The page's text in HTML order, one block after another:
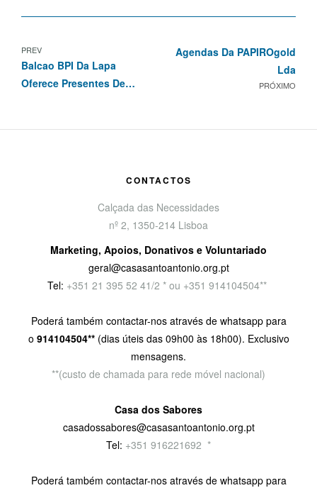
PREV
Balcao BPI Da Lapa
Oferece Presentes De
PRÓXIMO
Agendas Da PAPIROgold
Lda
CONTACTOS
Calçada das Necessidades
nº 2, 1350-214 Lisboa
Marketing, Apoios, Donativos e Voluntariado
geral@casasantoantonio.org.pt
Tel: +351 21 395 52 41/2 * ou +351 914104504**
Poderá também contactar-nos através de whatsapp para
o 914104504** (dias úteis das 09h00 às 18h00). Exclusivo
mensagens.
**(custo de chamada para rede móvel nacional)
Casa dos Sabores
casadossabores@casasantoantonio.org.pt
Tel: +351 916221692 *
Poderá também contactar-nos através de whatsapp para